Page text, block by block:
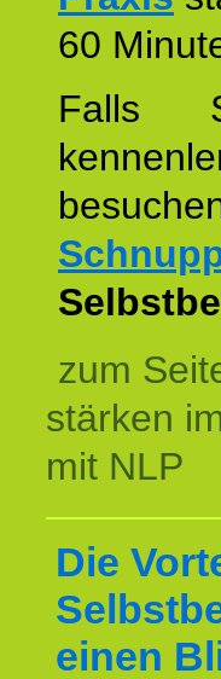
60
Falls
zum
stärken
mit NLP
Die
einen